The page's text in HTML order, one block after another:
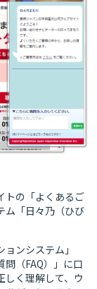
トの「よくあるご
ム「日々乃（ひび
ンシステム」
（FAQ）」に口
しく理解して、ウ